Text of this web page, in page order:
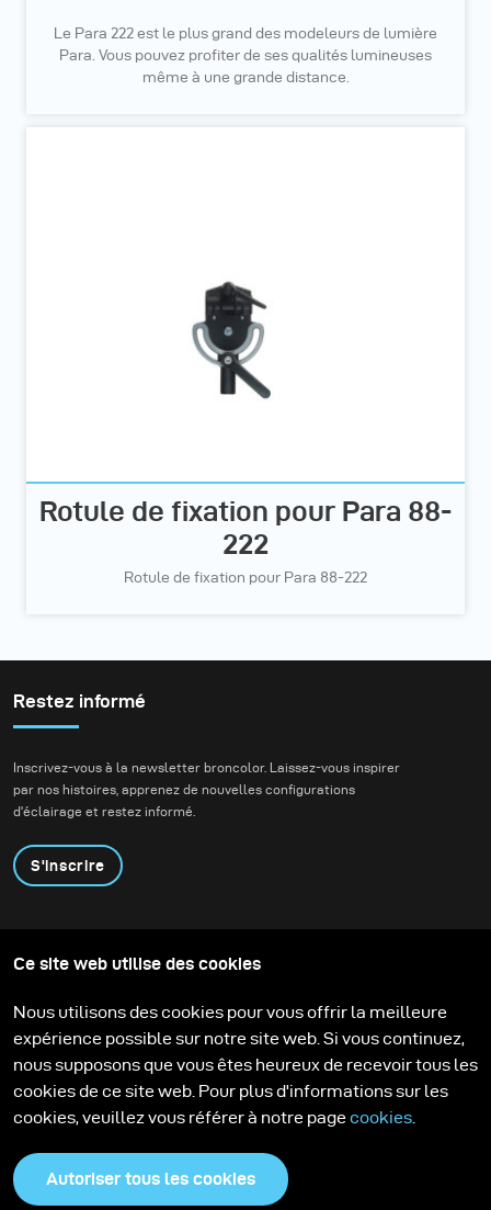
Le Para 222 est le plus grand des modeleurs de lumière
Para. Vous pouvez profiter de ses qualités lumineuses
même à une grande distance.
Rotule de fixation pour Para 88-
222
Rotule de fixation pour Para 88-222
Restez informé
Inscrivez-vous à la newsletter broncolor. Laissez-vous inspirer
par nos histoires, apprenez de nouvelles configurations
d'éclairage et restez informé.
S'inscrire
Contactez-nous
Technologies
Support
Carrière
Media Center
Ce site web utilise des cookies
Nous utilisons des cookies pour vous offrir la meilleure
expérience possible sur notre site web. Si vous continuez,
nous supposons que vous êtes heureux de recevoir tous les
cookies de ce site web. Pour plus d'informations sur les
cookies, veuillez vous référer à notre page cookies
Autoriser tous les cookies